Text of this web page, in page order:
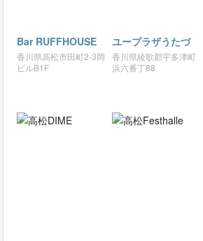
Bar RUFFHOUSE
香川県高松市田町2-3岡
ビルB1F
ユープラザうたづ
香川県綾歌郡宇多津町
浜六番丁88